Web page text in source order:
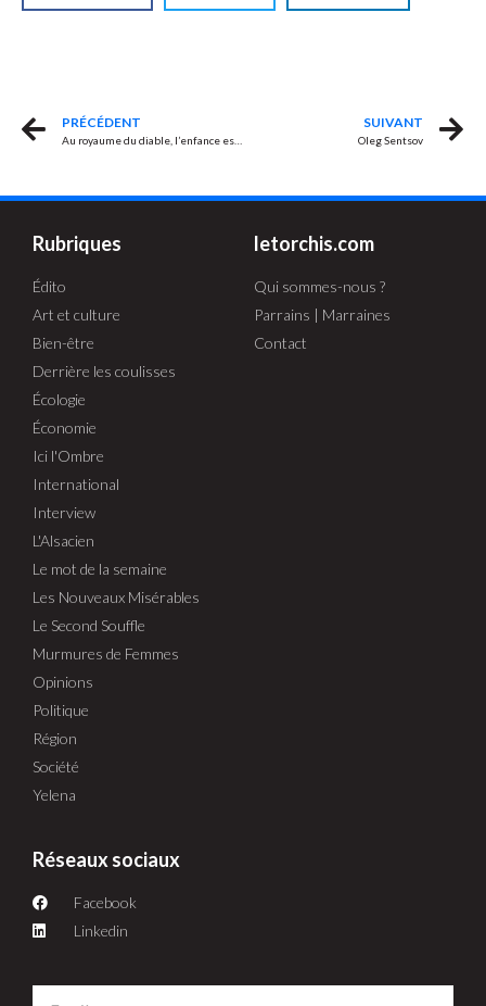
PRÉCÉDENT SUIVANT
Oleg Sentsov
Rubriques
Édito
Art et culture
Bien-être
Derrière les coulisses
Écologie
Économie
Ici l'Ombre
International
Interview
L'Alsacien
Le mot de la semaine
Les Nouveaux Misérables
Le Second Souffle
Murmures de Femmes
Opinions
Politique
Région
Société
Yelena
letorchis.com
Qui sommes-nous ?
Parrains | Marraines
Contact
Réseaux sociaux
Facebook
Linkedin